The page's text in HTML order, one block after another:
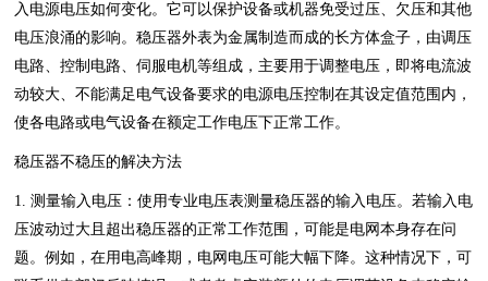
入电源电压如何变化。它可以保护设备或机器免受过压、欠压和其他
电压浪涌的影响。稳压器外表为金属制造而成的长方体盒子，由调压
电路、控制电路、伺服电机等组成，主要用于调整电压，即将电流波
动较大、不能满足电气设备要求的电源电压控制在其设定值范围内，
使各电路或电气设备在额定工作电压下正常工作。
稳压器不稳压的解决方法
1. 测量输入电压：使用专业电压表测量稳压器的输入电压。若输入电
压波动过大且超出稳压器的正常工作范围，可能是电网本身存在问
题。例如，在用电高峰期，电网电压可能大幅下降。这种情况下，可